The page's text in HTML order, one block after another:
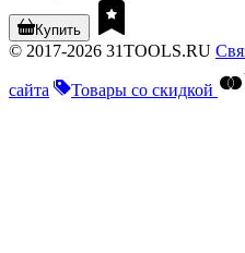
Купить
© 2017-2026 31TOOLS.RU
сайта Товары со скидкой